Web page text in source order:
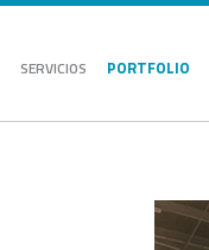
SERVICIOS PORTFOLIO